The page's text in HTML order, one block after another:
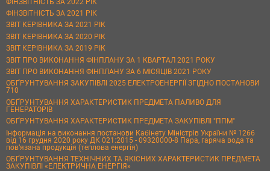
ФІНЗВІТНІСТЬ ЗА 2021 РІК
ЗВІТ КЕРІВНИКА ЗА 2021 РІК
ЗВІТ КЕРІВНИКА ЗА 2020 РІК
ЗВІТ КЕРІВНИКА ЗА 2019 РІК
ЗВІТ ПРО ВИКОНАННЯ ФІНПЛАНУ ЗА 1 КВАРТАЛ 2021 РОКУ
ЗВІТ ПРО ВИКОНАННЯ ФІНПЛАНУ ЗА 6 МІСЯЦІВ 2021 РОКУ
ОБҐРУНТУВАННЯ ЗАКУПІВЛІ 2025 ЕЛЕКТРОЕНЕРГІЇ ЗГІДНО ПОСТАНОВИ
710
ОБҐРУНТУВАННЯ ХАРАКТЕРИСТИК ПРЕДМЕТА ПАЛИВО ДЛЯ
ГЕНЕРАТОРІВ
ОБҐРУНТУВАННЯ ХАРАКТЕРИСТИК ПРЕДМЕТА ЗАКУПІВЛІ "ППМ"
Інформація на виконання постанови Кабінету Міністрів України № 1266
від 16 грудня 2020 року ДК 021:2015 - 09320000-8 Пара, гаряча вода та
пов’язана продукція (теплова енергія)
ОБҐРУНТУВАННЯ ТЕХНІЧНИХ ТА ЯКІСНИХ ХАРАКТЕРИСТИК ПРЕДМЕТА
ЗАКУПІВЛІ «ЕЛЕКТРИЧНА ЕНЕРГІЯ»